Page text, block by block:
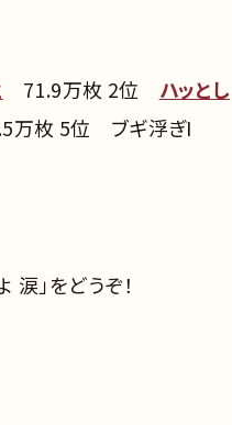
71.9万枚 2位 ハッとし
万枚 5位 ブギ浮ぎI
」をどうぞ！